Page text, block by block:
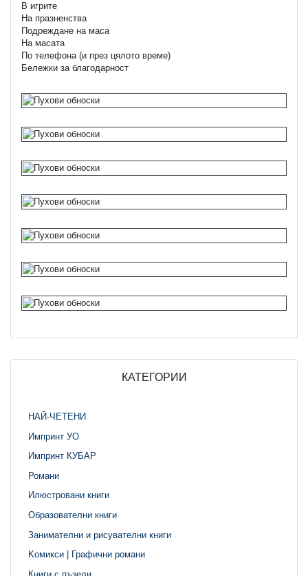
В игрите
На празненства
Подреждане на маса
На масата
По телефона (и през цялото време)
Бележки за благодарност
КАТЕГОРИИ
НАЙ-ЧЕТЕНИ
Импринт УО
Импринт КУБАР
Романи
Илюстровани книги
Образователни книги
Занимателни и рисувателни книги
Kомикси | Графични романи
Книги с пъзели